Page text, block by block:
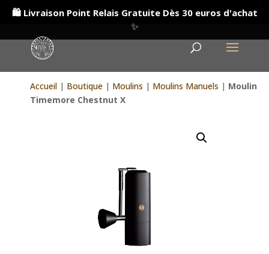
Accueil | Boutique | Moulins | Moulins Manuels | Moulin
Timemore Chestnut X
🛍️ Livraison Point Relais Gratuite Dès 30 euros d'achat
✨